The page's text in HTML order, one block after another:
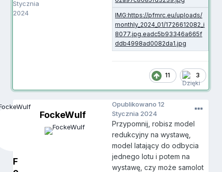
Stycznia
2024
11 3
F
FockeWulf
Opublikowano12
Stycznia 2024
Przypomnij, robisz model
redukcyjny na wystawę,
model latający do odbycia
jednego lotu i potem na
wystawę, czy może samolot